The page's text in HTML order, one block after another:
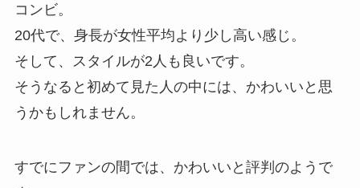
コンビ。
20代で、身長が女性平均より少し高い感じ。
そして、スタイルが2人も良いです。
そうなると初めて見た人の中には、かわいいと思
うかもしれません。
すでにファンの間では、かわいいと評判のようで